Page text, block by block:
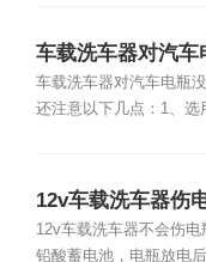
车载洗车器对汽车
车载洗车器对汽车电瓶
还注意以下几点：1、选
12v车载洗车器伤
12v车载洗车器不会伤
铅酸蓄电池，电瓶放电后